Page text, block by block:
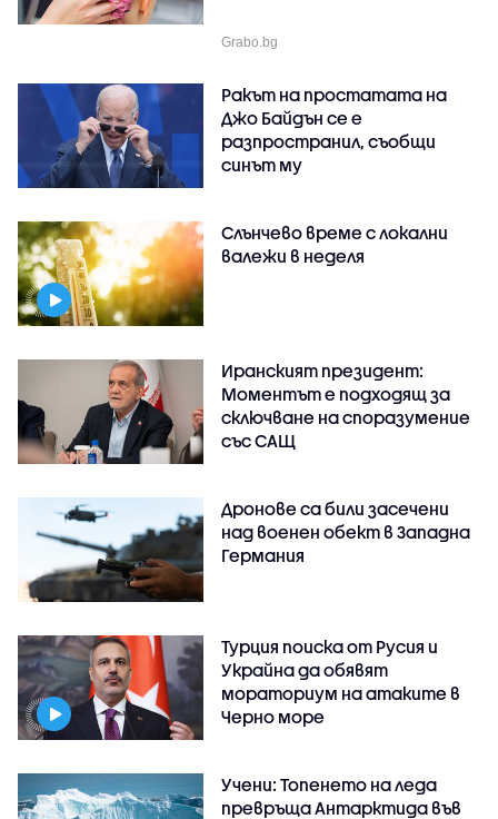
Grabo.bg
Ракът на простатата на
Джо Байдън се е
разпространил, съобщи
синът му
Слънчево време с локални
валежи в неделя
Иранският президент:
Моментът е подходящ за
сключване на споразумение
със САЩ
Дронове са били засечени
над военен обект в Западна
Германия
Турция поиска от Русия и
Украйна да обявят
мораториум на атаките в
Черно море
Учени: Топенето на леда
превръща Антарктида във